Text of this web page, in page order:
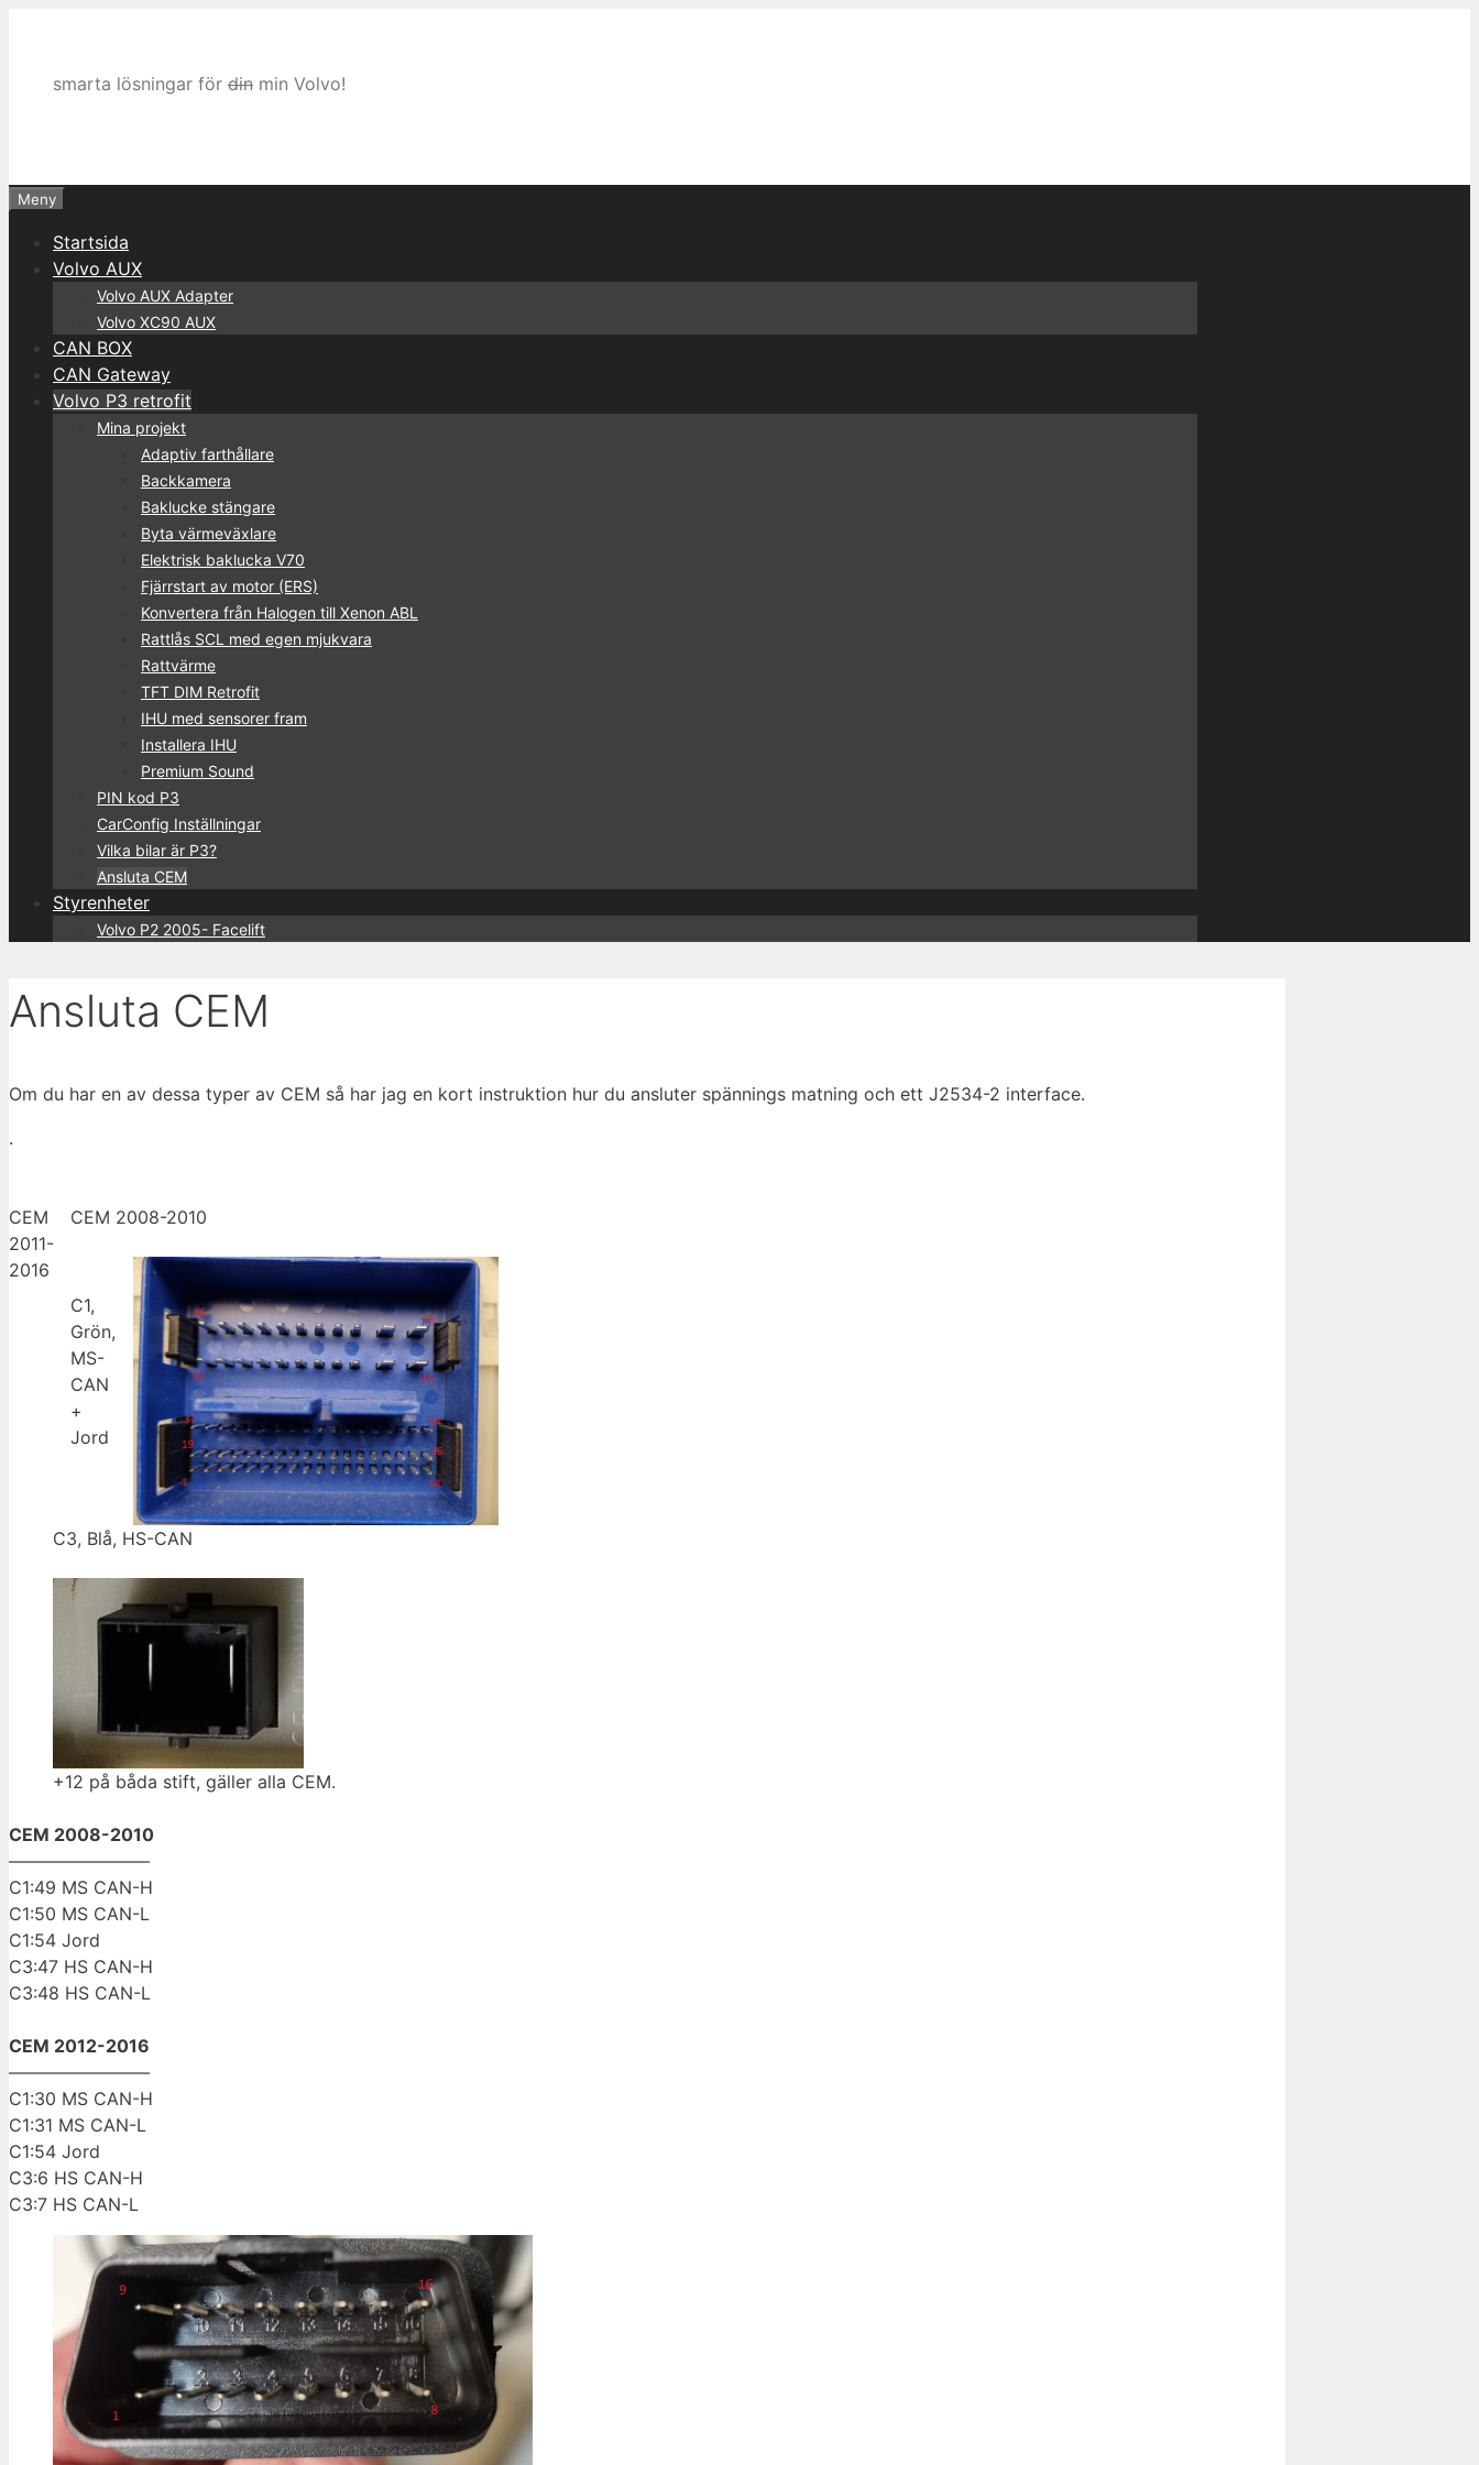
smarta lösningar för din min Volvo!
Meny
Startsida
Volvo AUX
Volvo AUX Adapter
Volvo XC90 AUX
CAN BOX
CAN Gateway
Volvo P3 retrofit
Mina projekt
Adaptiv farthållare
Backkamera
Baklucke stängare
Byta värmeväxlare
Elektrisk baklucka V70
Fjärrstart av motor (ERS)
Konvertera från Halogen till Xenon ABL
Rattlås SCL med egen mjukvara
Rattvärme
TFT DIM Retrofit
IHU med sensorer fram
Installera IHU
Premium Sound
PIN kod P3
CarConfig Inställningar
Vilka bilar är P3?
Ansluta CEM
Styrenheter
Volvo P2 2005- Facelift
Ansluta CEM
Om du har en av dessa typer av CEM så har jag en kort instruktion hur du ansluter spännings matning och ett J2534-2 interface.
.
CEM
2011-
2016
CEM 2008-2010
C1,
Grön,
MS-
CAN
+
Jord
C3, Blå, HS-CAN
+12 på båda stift, gäller alla CEM.
CEM 2008-2010
————————
C1:49 MS CAN-H
C1:50 MS CAN-L
C1:54 Jord
C3:47 HS CAN-H
C3:48 HS CAN-L
CEM 2012-2016
————————
C1:30 MS CAN-H
C1:31 MS CAN-L
C1:54 Jord
C3:6 HS CAN-H
C3:7 HS CAN-L